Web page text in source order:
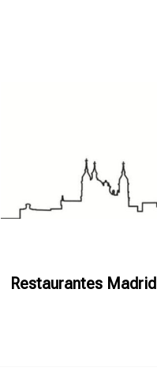
Restaurantes Madrid